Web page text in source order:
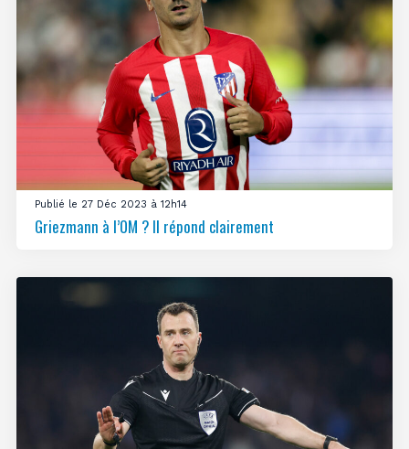
Publié le 27 Déc 2023 à 12h14
Griezmann à l’OM ? Il répond clairement